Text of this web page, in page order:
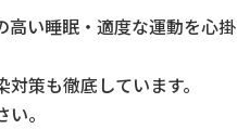
高い睡眠・適度な運動を心掛
策も徹底しています。
。